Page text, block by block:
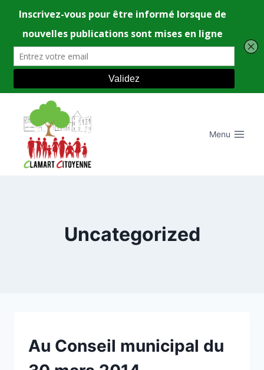
contenu
Menu
Uncategorized
NON
CLASSÉ
Au Conseil municipal du